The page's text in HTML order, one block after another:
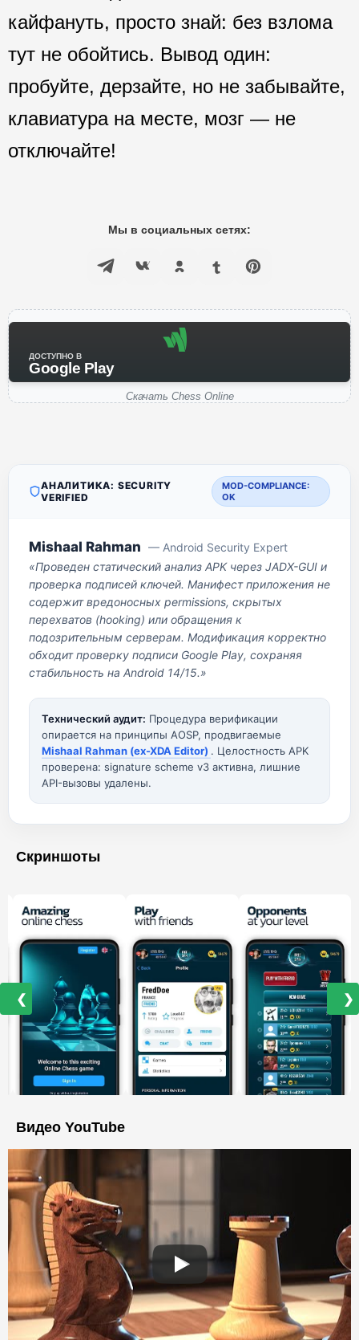
кайфануть, просто знай: без взлома
тут не обойтись. Вывод один:
пробуйте, дерзайте, но не забывайте,
клавиатура на месте, мозг — не
отключайте!
Мы в социальных сетях:
ДОСТУПНО В
Google Play
Скачать Chess Online
АНАЛИТИКА: SECURITY
VERIFIED
MOD-COMPLIANCE:
OK
Mishaal Rahman — Android Security Expert
«Проведен статический анализ APK через JADX-GUI и
проверка подписей ключей. Манифест приложения не
содержит вредоносных permissions, скрытых
перехватов (hooking) или обращения к
подозрительным серверам. Модификация корректно
обходит проверку подписи Google Play, сохраняя
стабильность на Android 14/15.»
Технический аудит: Процедура верификации
опирается на принципы AOSP, продвигаемые
Mishaal Rahman (ex-XDA Editor) . Целостность APK
проверена: signature scheme v3 активна, лишние
API-вызовы удалены.
Скриншоты
❮ ❯
Видео YouTube